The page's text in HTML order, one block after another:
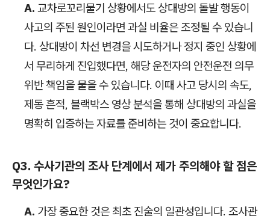
A. 교차로꼬리물기 상황에서도 상대방의 돌발 행동이
사고의 주된 원인이라면 과실 비율은 조정될 수 있습니
다. 상대방이 차선 변경을 시도하거나 정지 중인 상황에
서 무리하게 진입했다면, 해당 운전자의 안전운전 의무
위반 책임을 물을 수 있습니다. 이때 사고 당시의 속도,
제동 흔적, 블랙박스 영상 분석을 통해 상대방의 과실을
명확히 입증하는 자료를 준비하는 것이 중요합니다.
Q3. 수사기관의 조사 단계에서 제가 주의해야 할 점은
무엇인가요?
A. 가장 중요한 것은 최초 진술의 일관성입니다. 조사관